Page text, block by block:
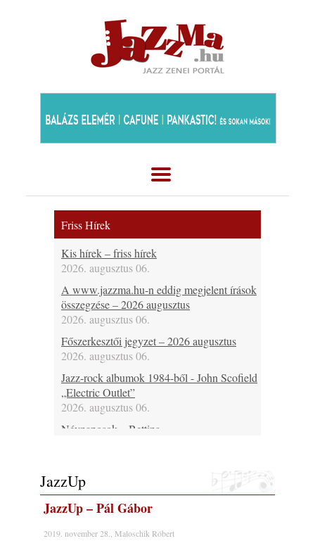
Friss Hírek
Kis hírek – friss hírek
2026. augusztus 06.
A www.jazzma.hu-n eddig megjelent írások
összegzése – 2026 augusztus
2026. augusztus 06.
Főszerkesztői jegyzet – 2026 augusztus
2026. augusztus 06.
Jazz-rock albumok 1984-ből - John Scofield
„Electric Outlet”
2026. augusztus 06.
Névnaposok – Bettina
Bubenyák Zoltán, 46 éves Horváth „Plutó”
József és 60 éves Regina Carter
2026. augusztus 06.
Ma lenne 80 éves Allan Holdsworth
JazzUp
JazzUp – Pál Gábor
2019. november 28., Maloschik Róbert